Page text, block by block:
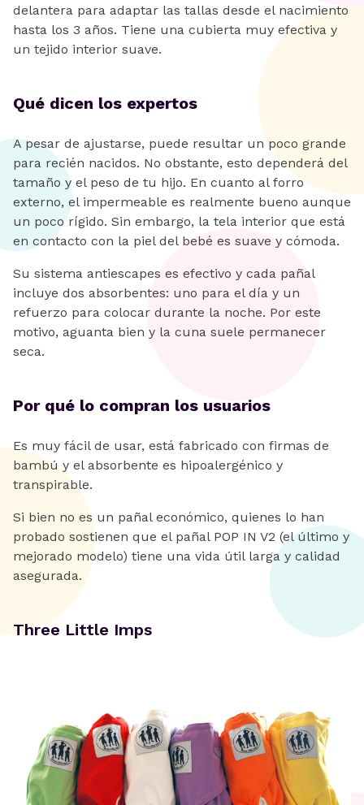
delantera para adaptar las tallas desde el nacimiento
hasta los 3 años. Tiene una cubierta muy efectiva y
un tejido interior suave.
Qué dicen los expertos
A pesar de ajustarse, puede resultar un poco grande
para recién nacidos. No obstante, esto dependerá del
tamaño y el peso de tu hijo. En cuanto al forro
externo, el impermeable es realmente bueno aunque
un poco rígido. Sin embargo, la tela interior que está
en contacto con la piel del bebé es suave y cómoda.
Su sistema antiescapes es efectivo y cada pañal
incluye dos absorbentes: uno para el día y un
refuerzo para colocar durante la noche. Por este
motivo, aguanta bien y la cuna suele permanecer
seca.
Por qué lo compran los usuarios
Es muy fácil de usar, está fabricado con firmas de
bambú y el absorbente es hipoalergénico y
transpirable.
Si bien no es un pañal económico, quienes lo han
probado sostienen que el pañal POP IN V2 (el último y
mejorado modelo) tiene una vida útil larga y calidad
asegurada.
Three Little Imps